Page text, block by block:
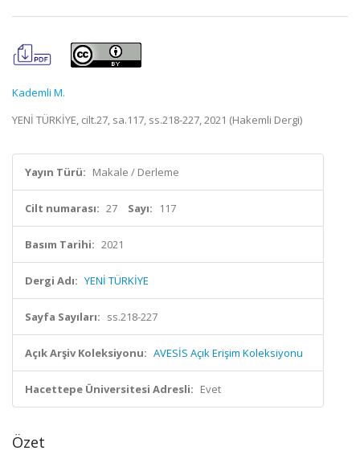
Kademli M.
YENİ TÜRKİYE, cilt.27, sa.117, ss.218-227, 2021 (Hakemli Dergi)
Yayın Türü: Makale / Derleme
Cilt numarası: 27 Sayı: 117
Basım Tarihi: 2021
Dergi Adı: YENİ TÜRKİYE
Sayfa Sayıları: ss.218-227
Açık Arşiv Koleksiyonu: AVESİS Açık Erişim Koleksiyonu
Hacettepe Üniversitesi Adresli: Evet
Özet